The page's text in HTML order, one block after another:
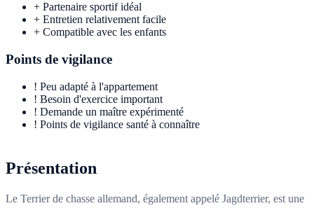
+ Partenaire sportif idéal
+ Entretien relativement facile
+ Compatible avec les enfants
Points de vigilance
! Peu adapté à l'appartement
! Besoin d'exercice important
! Demande un maître expérimenté
! Points de vigilance santé à connaître
Présentation
Le Terrier de chasse allemand, également appelé Jagdterrier, est une